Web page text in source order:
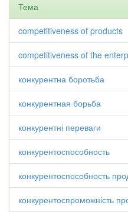
Тема
competitiveness of products
competitiveness of the
конкурентна боротьба
конкурентная борьба
конкурентні переваги
конкурентоспособность
конкурентоспособность
конкурентоспроможність